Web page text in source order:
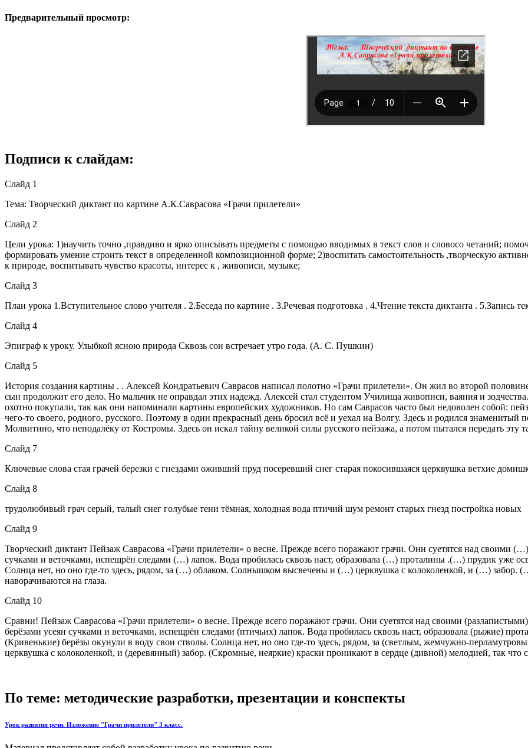
Предварительный просмотр:
Подписи к слайдам:
Слайд 1
Тема: Творческий диктант по картине А.К.Саврасова «Грачи прилетели»
Слайд 2
Цели урока: 1)научить точно ,правдиво и ярко описывать предметы с помощью вводимых в текст слов и словосо четаний;
формировать умение строить текст в определенной композиционной форме; 2)воспитать самостоятельность ,творческую
к природе, воспитывать чувство красоты, интерес к , живописи, музыке;
Слайд 3
План урока 1.Вступительное слово учителя . 2.Беседа по картине . 3.Речевая подготовка . 4.Чтение текста диктанта . 5.Запись
Слайд 4
Эпиграф к уроку. Улыбкой ясною природа Сквозь сон встречает утро года. (А. С. Пушкин)
Слайд 5
История создания картины . . Алексей Кондратьевич Саврасов написал полотно «Грачи прилетели». Он жил во второй
сын продолжит его дело. Но мальчик не оправдал этих надежд. Алексей стал студентом Училища живописи, ваяния и
охотно покупали, так как они напоминали картины европейских художников. Но сам Саврасов часто был недоволен собой:
чего-то своего, родного, русского. Поэтому в один прекрасный день бросил всё и уехал на Волгу. Здесь и родился знаменитый
Молвитино, что неподалёку от Костромы. Здесь он искал тайну великой силы русского пейзажа, а потом пытался передать
Слайд 7
Ключевые слова стая грачей березки с гнездами оживший пруд посеревший снег старая покосившаяся церквушка ветхие
Слайд 8
трудолюбивый грач серый, талый снег голубые тени тёмная, холодная вода птичий шум ремонт старых гнезд постройка новых
Слайд 9
Творческий диктант Пейзаж Саврасова «Грачи прилетели» о весне. Прежде всего поражают грачи. Они суетятся над своими
сучками и веточками, испещрён следами (…) лапок. Вода пробилась сквозь наст, образовала (…) проталины .(…) прудик уже
Солнца нет, но оно где-то здесь, рядом, за (…) облаком. Солнышком высвечены и (…) церквушка с колоколенкой, и (…) забор.
наворачиваются на глаза.
Слайд 10
Сравни! Пейзаж Саврасова «Грачи прилетели» о весне. Прежде всего поражают грачи. Они суетятся над своими
берёзами усеян сучками и веточками, испещрён следами (птичьих) лапок. Вода пробилась сквозь наст, образовала (рыжие)
(Кривенькие) берёзы окунули в воду свои стволы. Солнца нет, но оно где-то здесь, рядом, за (светлым, жемчужно-
церквушка с колоколенкой, и (деревянный) забор. (Скромные, неяркие) краски проникают в сердце (дивной) мелодией, так что
По теме: методические разработки, презентации и конспекты
Урок развития речи. Изложение "Грачи прилетели" 3 класс.